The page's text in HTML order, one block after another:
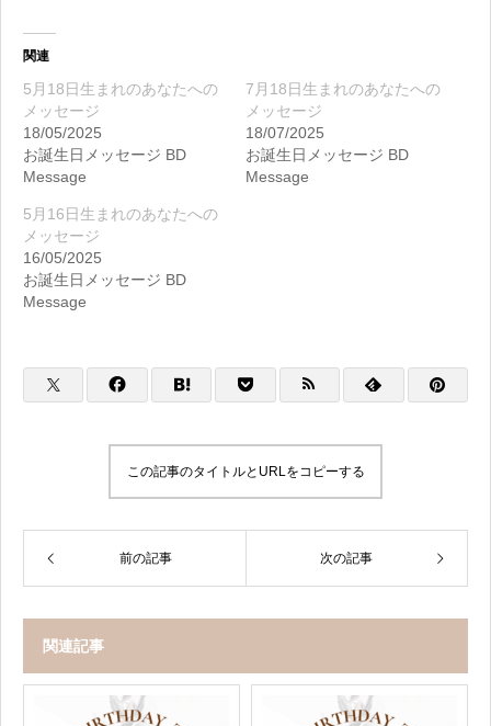
関連
5月18日生まれのあなたへの
メッセージ
18/05/2025
お誕生日メッセージ BD
Message
7月18日生まれのあなたへの
メッセージ
18/07/2025
お誕生日メッセージ BD
Message
5月16日生まれのあなたへの
メッセージ
16/05/2025
お誕生日メッセージ BD
Message
この記事のタイトルとURLをコピーする
前の記事 次の記事
関連記事